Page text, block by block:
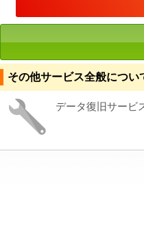
その他サービス全般につい
データ復旧サービ
サービスの流れ
データレスキュー
データ復旧料金
データ復旧事例